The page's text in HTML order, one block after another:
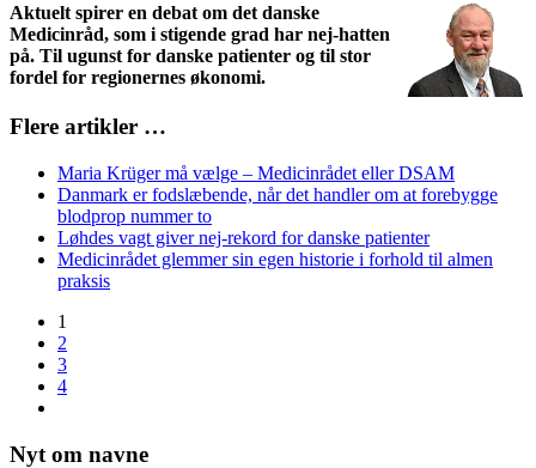
Aktuelt spirer en debat om det danske
Medicinråd, som i stigende grad har nej-hatten
på. Til ugunst for danske patienter og til stor
fordel for regionernes økonomi.
Flere artikler …
Maria Krüger må vælge – Medicinrådet eller DSAM
Danmark er fodslæbende, når det handler om at forebygge
blodprop nummer to
Løhdes vagt giver nej-rekord for danske patienter
Medicinrådet glemmer sin egen historie i forhold til almen
praksis
1
2
3
4
Nyt om navne